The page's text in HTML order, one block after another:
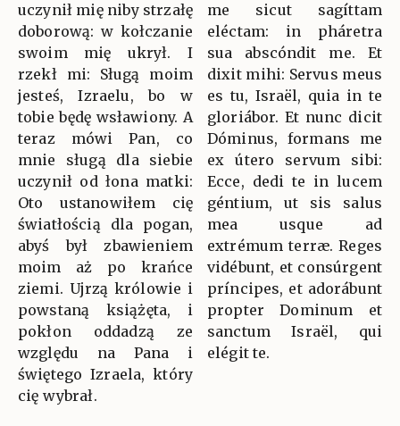
uczynił mię niby strzałę
doborową: w kołczanie
swoim mię ukrył. I
rzekł mi: Sługą moim
jesteś, Izraelu, bo w
tobie będę wsławiony. A
teraz mówi Pan, co
mnie sługą dla siebie
uczynił od łona matki:
Oto ustanowiłem cię
światłością dla pogan,
abyś był zbawieniem
moim aż po krańce
ziemi. Ujrzą królowie i
powstaną książęta, i
pokłon oddadzą ze
względu na Pana i
świętego Izraela, który
cię wybrał.
me sicut sagíttam
eléctam: in pháretra
sua abscóndit me. Et
dixit mihi: Servus meus
es tu, Israël, quia in te
gloriábor. Et nunc dicit
Dóminus, formans me
ex útero servum sibi:
Ecce, dedi te in lucem
géntium, ut sis salus
mea usque ad
extrémum terræ. Reges
vidébunt, et consúrgent
príncipes, et adorábunt
propter Dominum et
sanctum Israël, qui
elégit te.